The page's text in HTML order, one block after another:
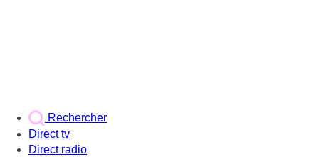
Rechercher
Direct tv
Direct radio